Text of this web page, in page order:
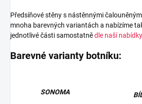
Předsíňové stěny s nástěnnými
mnoha barevných variantách a nabízíme
jednotlivé části samostatnědle naší
Barevné varianty botníku:
SONOMA